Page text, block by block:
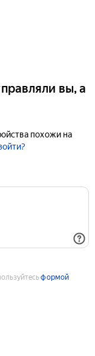
вы, а
похожи на
формой